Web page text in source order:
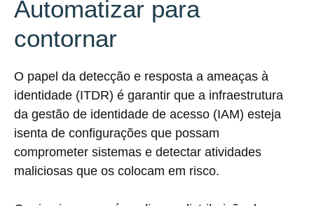
Automatizar para
contornar
O papel da detecção e resposta a ameaças à
identidade (ITDR) é garantir que a infraestrutura
da gestão de identidade de acesso (IAM) esteja
isenta de configurações que possam
comprometer sistemas e detectar atividades
maliciosas que os colocam em risco.